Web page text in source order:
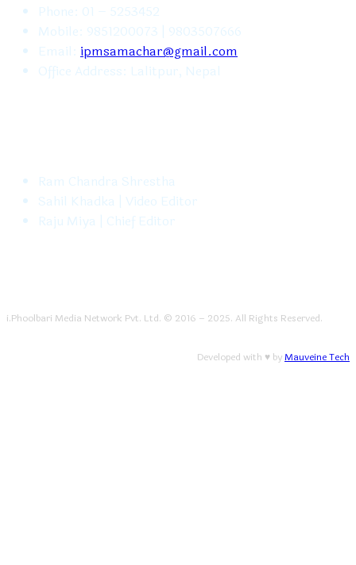
Phone: 01 – 5253452
Mobile: 9851200073 | 9803507666
Email: ipmsamachar@gmail.com
Office Address: Lalitpur, Nepal
Ram Chandra Shrestha
Sahil Khadka | Video Editor
Raju Miya | Chief Editor
i.Phoolbari Media Network Pvt. Ltd. © 2016 – 2025. All Rights Reserved.
Developed with ♥ byMauveine Tech